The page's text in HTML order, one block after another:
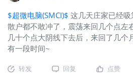
$超微电脑(SMCI)$ 这几天庄家已经吸
散户都不敢冲了，震荡来回几个点左
几十个点大阴线下去后，来回了几个
有一段时间~
转发 回复 点赞